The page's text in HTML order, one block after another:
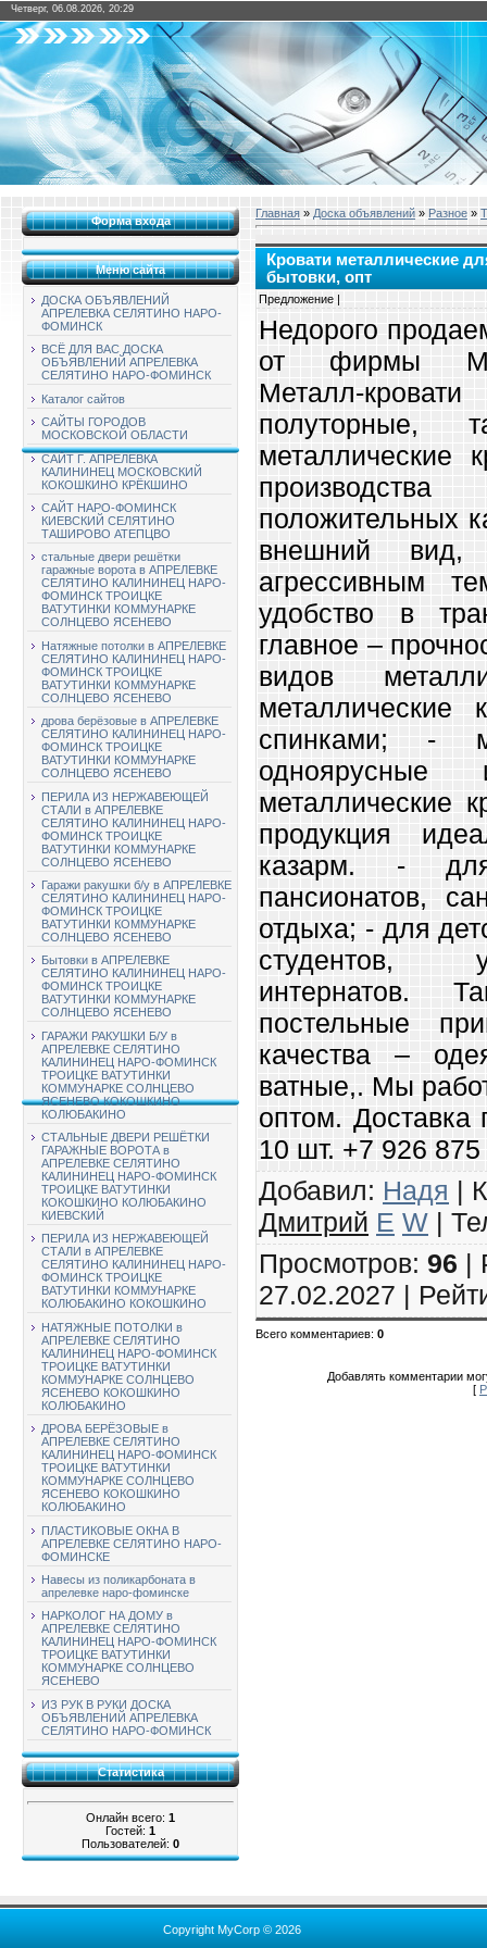
Четверг, 06.08.2026, 20:29
Форма входа
Меню сайта
ДОСКА ОБЪЯВЛЕНИЙ
АПРЕЛЕВКА СЕЛЯТИНО НАРО-
ФОМИНСК
ВСЁ ДЛЯ ВАС ДОСКА
ОБЪЯВЛЕНИЙ АПРЕЛЕВКА
СЕЛЯТИНО НАРО-ФОМИНСК
Каталог сайтов
САЙТЫ ГОРОДОВ
МОСКОВСКОЙ ОБЛАСТИ
САЙТ Г. АПРЕЛЕВКА
КАЛИНИНЕЦ МОСКОВСКИЙ
КОКОШКИНО КРЁКШИНО
САЙТ НАРО-ФОМИНСК
КИЕВСКИЙ СЕЛЯТИНО
ТАШИРОВО АТЕПЦВО
стальные двери решётки
гаражные ворота в АПРЕЛЕВКЕ
СЕЛЯТИНО КАЛИНИНЕЦ НАРО-
ФОМИНСК ТРОИЦКЕ
ВАТУТИНКИ КОММУНАРКЕ
СОЛНЦЕВО ЯСЕНЕВО
Натяжные потолки в АПРЕЛЕВКЕ
СЕЛЯТИНО КАЛИНИНЕЦ НАРО-
ФОМИНСК ТРОИЦКЕ
ВАТУТИНКИ КОММУНАРКЕ
СОЛНЦЕВО ЯСЕНЕВО
дрова берёзовые в АПРЕЛЕВКЕ
СЕЛЯТИНО КАЛИНИНЕЦ НАРО-
ФОМИНСК ТРОИЦКЕ
ВАТУТИНКИ КОММУНАРКЕ
СОЛНЦЕВО ЯСЕНЕВО
ПЕРИЛА ИЗ НЕРЖАВЕЮЩЕЙ
СТАЛИ в АПРЕЛЕВКЕ
СЕЛЯТИНО КАЛИНИНЕЦ НАРО-
ФОМИНСК ТРОИЦКЕ
ВАТУТИНКИ КОММУНАРКЕ
СОЛНЦЕВО ЯСЕНЕВО
Гаражи ракушки б/у в АПРЕЛЕВКЕ
СЕЛЯТИНО КАЛИНИНЕЦ НАРО-
ФОМИНСК ТРОИЦКЕ
ВАТУТИНКИ КОММУНАРКЕ
СОЛНЦЕВО ЯСЕНЕВО
Бытовки в АПРЕЛЕВКЕ
СЕЛЯТИНО КАЛИНИНЕЦ НАРО-
ФОМИНСК ТРОИЦКЕ
ВАТУТИНКИ КОММУНАРКЕ
СОЛНЦЕВО ЯСЕНЕВО
ГАРАЖИ РАКУШКИ Б/У в
АПРЕЛЕВКЕ СЕЛЯТИНО
КАЛИНИНЕЦ НАРО-ФОМИНСК
ТРОИЦКЕ ВАТУТИНКИ
КОММУНАРКЕ СОЛНЦЕВО
ЯСЕНЕВО КОКОШКИНО
КОЛЮБАКИНО
СТАЛЬНЫЕ ДВЕРИ РЕШЁТКИ
ГАРАЖНЫЕ ВОРОТА в
АПРЕЛЕВКЕ СЕЛЯТИНО
КАЛИНИНЕЦ НАРО-ФОМИНСК
ТРОИЦКЕ ВАТУТИНКИ
КОКОШКИНО КОЛЮБАКИНО
КИЕВСКИЙ
ПЕРИЛА ИЗ НЕРЖАВЕЮЩЕЙ
СТАЛИ в АПРЕЛЕВКЕ
СЕЛЯТИНО КАЛИНИНЕЦ НАРО-
ФОМИНСК ТРОИЦКЕ
ВАТУТИНКИ КОММУНАРКЕ
КОЛЮБАКИНО КОКОШКИНО
НАТЯЖНЫЕ ПОТОЛКИ в
АПРЕЛЕВКЕ СЕЛЯТИНО
КАЛИНИНЕЦ НАРО-ФОМИНСК
ТРОИЦКЕ ВАТУТИНКИ
КОММУНАРКЕ СОЛНЦЕВО
ЯСЕНЕВО КОКОШКИНО
КОЛЮБАКИНО
ДРОВА БЕРЁЗОВЫЕ в
АПРЕЛЕВКЕ СЕЛЯТИНО
КАЛИНИНЕЦ НАРО-ФОМИНСК
ТРОИЦКЕ ВАТУТИНКИ
КОММУНАРКЕ СОЛНЦЕВО
ЯСЕНЕВО КОКОШКИНО
КОЛЮБАКИНО
ПЛАСТИКОВЫЕ ОКНА В
АПРЕЛЕВКЕ СЕЛЯТИНО НАРО-
ФОМИНСКЕ
Навесы из поликарбоната в
апрелевке наро-фоминске
НАРКОЛОГ НА ДОМУ в
АПРЕЛЕВКЕ СЕЛЯТИНО
КАЛИНИНЕЦ НАРО-ФОМИНСК
ТРОИЦКЕ ВАТУТИНКИ
КОММУНАРКЕ СОЛНЦЕВО
ЯСЕНЕВО
ИЗ РУК В РУКИ ДОСКА
ОБЪЯВЛЕНИЙ АПРЕЛЕВКА
СЕЛЯТИНО НАРО-ФОМИНСК
Статистика
Онлайн всего: 1
Гостей: 1
Пользователей: 0
Главная » Доска объявлений » Разное »
Кровати металлические
бытовки, опт
Предложение |
Недорого
от фирмы
Металл-
полуторные,
металлические
положительных
внешний вид,
агрессивным
удобство в
главное –
видов
металлические
спинками; -
металлические
продукция
казарм. - для
пансионатов,
отдыха; - для
студентов,
интернатов.
постельные
качества –
ватные,. Мы
оптом. Доставка
10 шт. +7 926
Добавил: Надя |
Дмитрий E W |
Просмотров: 96 |
27.02.2027 |
Всего комментариев: 0
Добавлять комментарии
[
Copyright MyCorp © 2026